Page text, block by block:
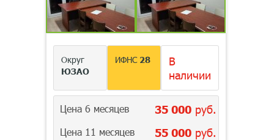
Округ
ЮЗАО
ИФНС 28
В
наличии
Цена 6 месяцев 35 000руб.
Цена 11 месяцев 55 000руб.